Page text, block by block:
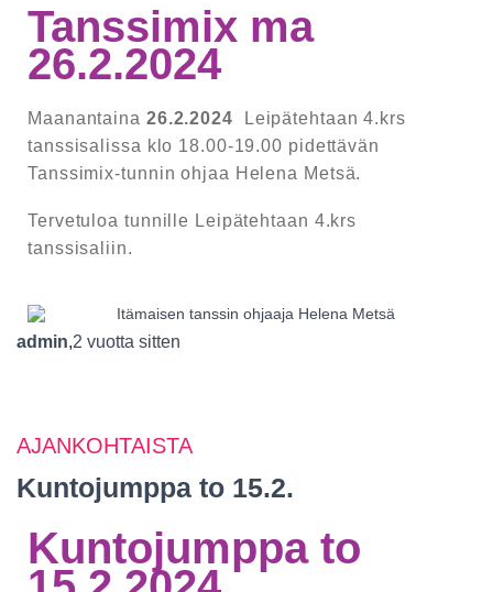
Tanssimix ma
26.2.2024
Maanantaina 26.2.2024 Leipätehtaan 4.krs
tanssisalissa klo 18.00-19.00 pidettävän
Tanssimix-tunnin ohjaa Helena Metsä.
Tervetuloa tunnille Leipätehtaan 4.krs
tanssisaliin.
admin,2 vuotta sitten
AJANKOHTAISTA
Kuntojumppa to 15.2.
Kuntojumppa to